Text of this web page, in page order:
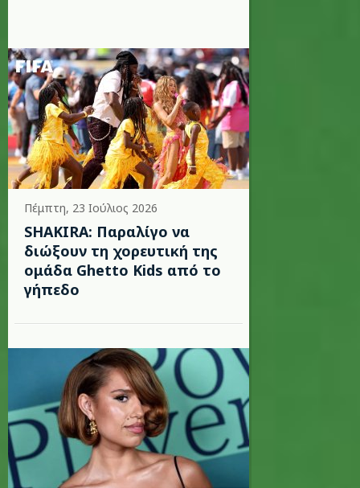
Πέμπτη, 23 Ιούλιος 2026
SHAKIRA: Παραλίγο να
διώξουν τη χορευτική της
ομάδα Ghetto Kids από το
γήπεδο